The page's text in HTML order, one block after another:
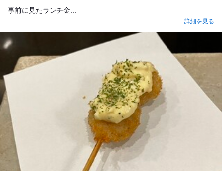
事前に見たランチ金...
詳細を見る